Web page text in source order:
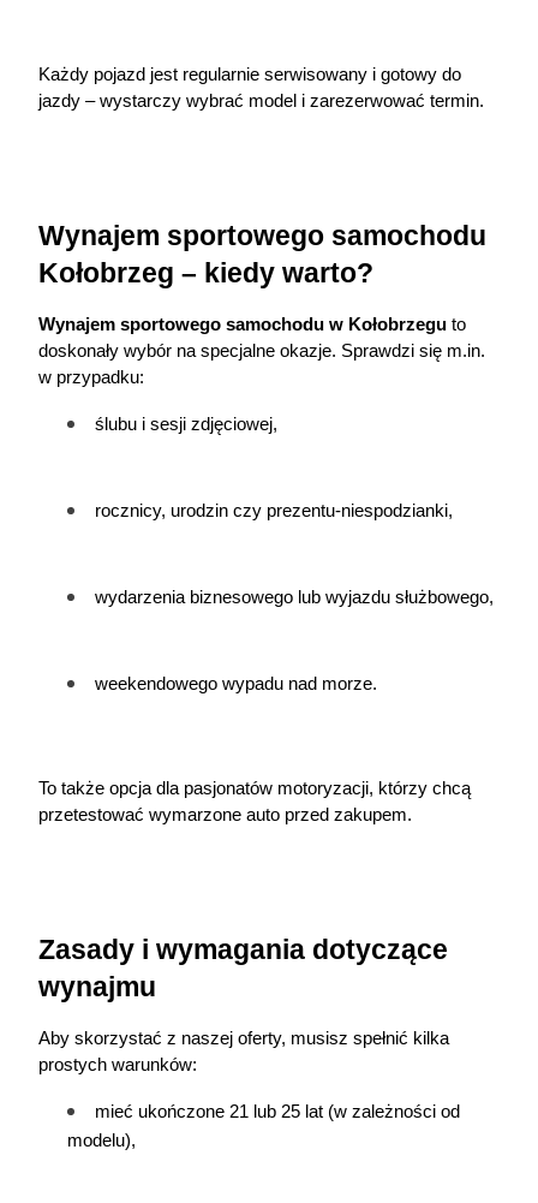
Każdy pojazd jest regularnie serwisowany i gotowy do
jazdy – wystarczy wybrać model i zarezerwować termin.
Wynajem sportowego samochodu
Kołobrzeg – kiedy warto?
Wynajem sportowego samochodu w Kołobrzegu to
doskonały wybór na specjalne okazje. Sprawdzi się m.in.
w przypadku:
ślubu i sesji zdjęciowej,
rocznicy, urodzin czy prezentu-niespodzianki,
wydarzenia biznesowego lub wyjazdu służbowego,
weekendowego wypadu nad morze.
To także opcja dla pasjonatów motoryzacji, którzy chcą
przetestować wymarzone auto przed zakupem.
Zasady i wymagania dotyczące
wynajmu
Aby skorzystać z naszej oferty, musisz spełnić kilka
prostych warunków:
mieć ukończone 21 lub 25 lat (w zależności od
modelu),